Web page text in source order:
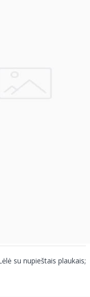
su nupieštais plaukais;